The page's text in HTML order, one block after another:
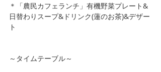
＊「農民カフェランチ」有機野菜プレート&
日替わりスープ&ドリンク(蓮のお茶)&デザー
ト
～タイムテーブル～